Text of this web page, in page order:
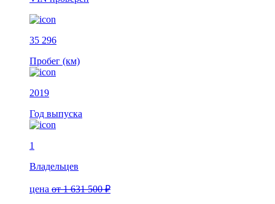
35 296
Пробег (км)
2019
Год выпуска
1
Владельцев
цена от 1 631 500 ₽